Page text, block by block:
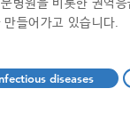
병원을 비롯한 권역
들어가고 있습니다.
diseases